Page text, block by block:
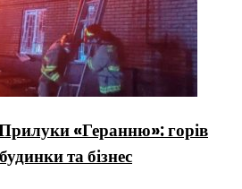
«Геранню»: горів
та бізнес